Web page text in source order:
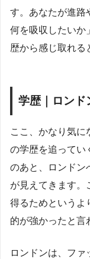
す。あなたが進路
何を吸収したいか
歴から感じ取れる
学歴｜ロンド
ここ、かなり気に
の学歴を追ってい
のあと、ロンドン
が見えてきます。
得るためというよ
的が強かったと言
ロンドンは、ファ